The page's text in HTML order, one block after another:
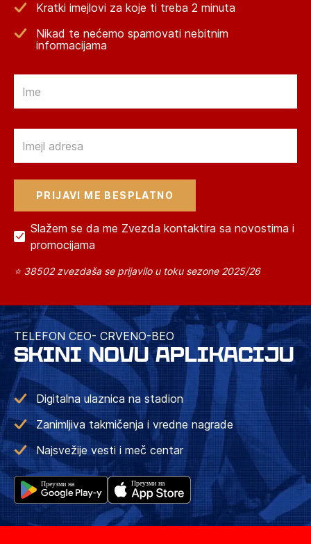
Kratki imejlovi za koje ti treba 2 minuta
Nikad te nećemo spamovati nebitnim
informacijama
Slažem se da me Zvezda kontaktira sa novostima i
promocijama
⭐ 38502 zvezdaša se prijavilo u toku sezone 2025/26
TELEFON CEO- CRVENO-BEO
SKINI NOVU APLIKACIJU
Digitalna ulaznica na stadion
Zanimljiva takmičenja i vredne nagrade
Najsvežije vesti i meč centar